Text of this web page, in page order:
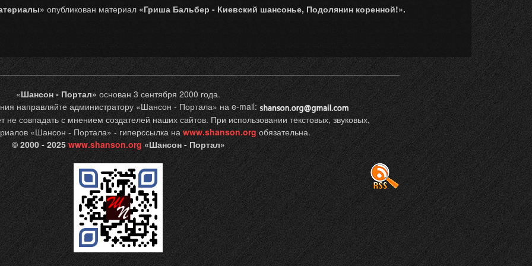
опубликован материал «Гриша Бальбер - Киевский шансонье, Подолянин коренной!».
«Шансон - Портал» основан 3 сентября 2000 года.
направляйте администратору «Шансон - Портала» на e-mail:
совпадать с мнением создателей наших сайтов. При использовании текстовых, звуковых,
«Шансон - Портала» - гиперссылка наwww.shanson.org обязательна.
© 2000 - 2025 www.shanson.org «Шансон - Портал»